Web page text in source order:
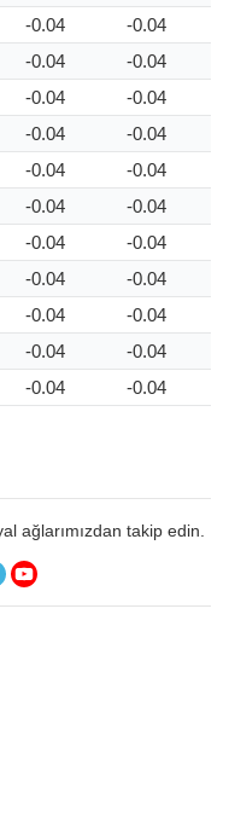
-0.04
-0.04
-0.04
-0.04
-0.04
-0.04
-0.04
-0.04
-0.04
-0.04
-0.04
-0.04
-0.04
-0.04
-0.04
-0.04
-0.04
-0.04
-0.04
-0.04
-0.04 -0.04
ağlarımızdan takip edin.